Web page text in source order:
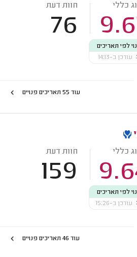
כללי חוות דעת
76
לפי תאריכים
עודכן ב-14:13
עוד 55 תאריכים פנויים
כללי חוות דעת
159
לפי תאריכים
עודכן ב-15:26
עוד 46 תאריכים פנויים